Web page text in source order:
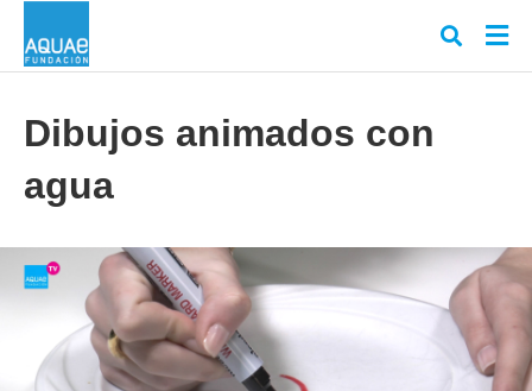
y
en
Dibujos animados con
agua